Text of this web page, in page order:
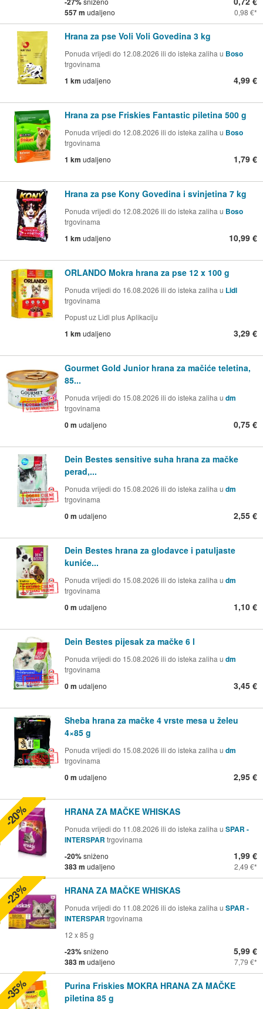
557 m udaljeno 0,98 €
Hrana za pse Voli Voli Govedina 3 kg
Ponuda vrijedi do 12.08.2026 ili do isteka zaliha u Boso
trgovinama
1 km udaljeno 4,99 €
Hrana za pse Friskies Fantastic piletina 500 g
Ponuda vrijedi do 12.08.2026 ili do isteka zaliha u Boso
trgovinama
1 km udaljeno 1,79 €
Hrana za pse Kony Govedina i svinjetina 7 kg
Ponuda vrijedi do 12.08.2026 ili do isteka zaliha u Boso
trgovinama
1 km udaljeno 10,99 €
ORLANDO Mokra hrana za pse 12 x 100 g
Ponuda vrijedi do 16.08.2026 ili do isteka zaliha u Lidl
trgovinama
Popust uz Lidl plus Aplikaciju
1 km udaljeno 3,29 €
Gourmet Gold Junior hrana za mačiće teletina,
85...
Ponuda vrijedi do 15.08.2026 ili do isteka zaliha u dm
trgovinama
0 m udaljeno 0,75 €
Dein Bestes sensitive suha hrana za mačke
perad,...
Ponuda vrijedi do 15.08.2026 ili do isteka zaliha u dm
trgovinama
0 m udaljeno 2,55 €
Dein Bestes hrana za glodavce i patuljaste
kuniće...
Ponuda vrijedi do 15.08.2026 ili do isteka zaliha u dm
trgovinama
0 m udaljeno 1,10 €
Dein Bestes pijesak za mačke 6 l
Ponuda vrijedi do 15.08.2026 ili do isteka zaliha u dm
trgovinama
0 m udaljeno 3,45 €
Sheba hrana za mačke 4 vrste mesa u želeu
4×85 g
Ponuda vrijedi do 15.08.2026 ili do isteka zaliha u dm
trgovinama
0 m udaljeno 2,95 €
HRANA ZA MAČKE WHISKAS
Ponuda vrijedi do 11.08.2026 ili do isteka zaliha u SPAR -
INTERSPAR trgovinama
-20%sniženo
383 m udaljeno
1,99 €
2,49 €
-20%
HRANA ZA MAČKE WHISKAS
Ponuda vrijedi do 11.08.2026 ili do isteka zaliha u SPAR -
INTERSPAR trgovinama
12 x 85 g
-23%sniženo
383 m udaljeno
5,99 €
7,79 €
-23%
Purina Friskies MOKRA HRANA ZA MAČKE
piletina 85 g
-35%